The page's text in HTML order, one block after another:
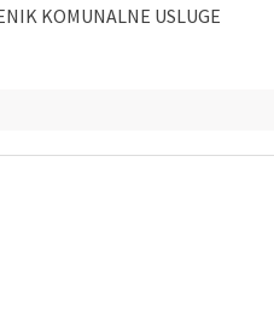
KOMUNALNE USLUGE